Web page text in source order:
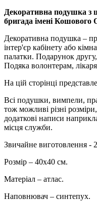
Декоративна подушка
бригада імені Кошового
Декоративна подушка –
інтер'єр кабінету або
палатки. Подарунок
Подяка волонтерам,
На цій сторінці
Всі подушки, вимпели,
тож можливі різні
додаткові написи
місця служби.
Звичайне виготовлення -
Розмір – 40х40 см.
Матеріал – атлас.
Наповнювач – синтепух.